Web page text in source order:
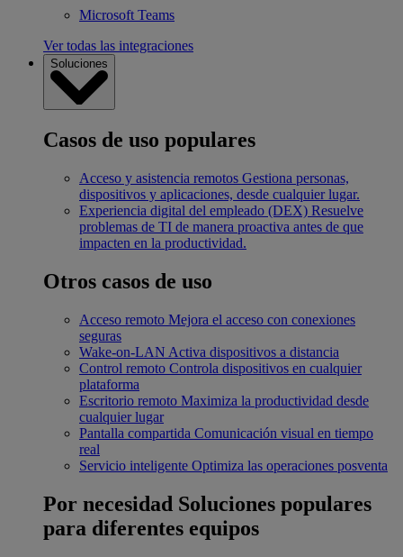
Microsoft Teams
Ver todas las integraciones
Soluciones
Casos de uso populares
Acceso y asistencia remotos Gestiona personas,
dispositivos y aplicaciones, desde cualquier lugar.
Experiencia digital del empleado (DEX) Resuelve
problemas de TI de manera proactiva antes de que
impacten en la productividad.
Otros casos de uso
Acceso remoto Mejora el acceso con conexiones
seguras
Wake-on-LAN Activa dispositivos a distancia
Control remoto Controla dispositivos en cualquier
plataforma
Escritorio remoto Maximiza la productividad desde
cualquier lugar
Pantalla compartida Comunicación visual en tiempo
real
Servicio inteligente Optimiza las operaciones posventa
Por necesidad Soluciones populares
para diferentes equipos